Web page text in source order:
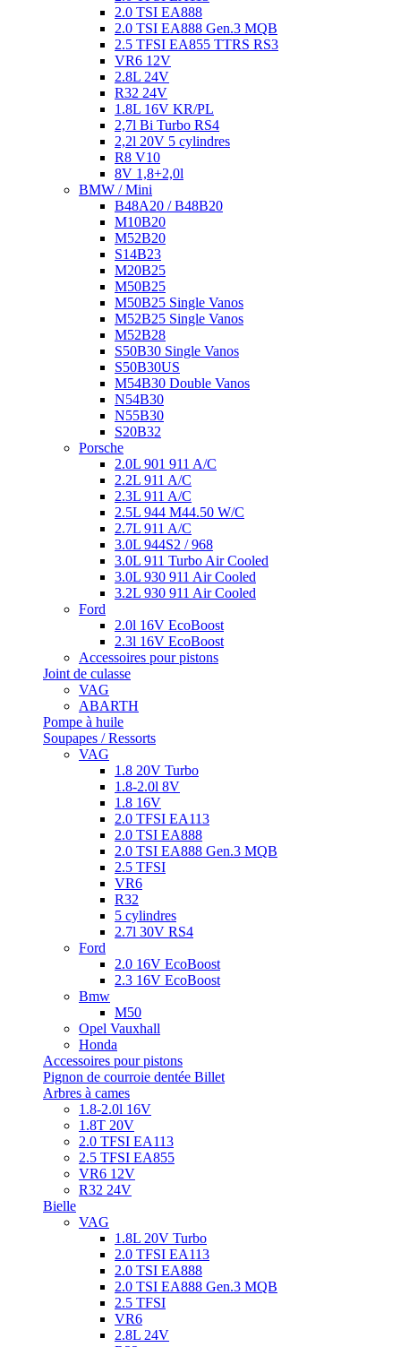
2.0 TSI EA888
2.0 TSI EA888 Gen.3 MQB
2.5 TFSI EA855 TTRS RS3
VR6 12V
2.8L 24V
R32 24V
1.8L 16V KR/PL
2,7l Bi Turbo RS4
2,2l 20V 5 cylindres
R8 V10
8V 1,8+2,0l
BMW / Mini
B48A20 / B48B20
M10B20
M52B20
S14B23
M20B25
M50B25
M50B25 Single Vanos
M52B25 Single Vanos
M52B28
S50B30 Single Vanos
S50B30US
M54B30 Double Vanos
N54B30
N55B30
S20B32
Porsche
2.0L 901 911 A/C
2.2L 911 A/C
2.3L 911 A/C
2.5L 944 M44.50 W/C
2.7L 911 A/C
3.0L 944S2 / 968
3.0L 911 Turbo Air Cooled
3.0L 930 911 Air Cooled
3.2L 930 911 Air Cooled
Ford
2.0l 16V EcoBoost
2.3l 16V EcoBoost
Accessoires pour pistons
Joint de culasse
VAG
ABARTH
Pompe à huile
Soupapes / Ressorts
VAG
1.8 20V Turbo
1.8-2.0l 8V
1.8 16V
2.0 TFSI EA113
2.0 TSI EA888
2.0 TSI EA888 Gen.3 MQB
2.5 TFSI
VR6
R32
5 cylindres
2.7l 30V RS4
Ford
2.0 16V EcoBoost
2.3 16V EcoBoost
Bmw
M50
Opel Vauxhall
Honda
Accessoires pour pistons
Pignon de courroie dentée Billet
Arbres à cames
1.8-2.0l 16V
1.8T 20V
2.0 TFSI EA113
2.5 TFSI EA855
VR6 12V
R32 24V
Bielle
VAG
1.8L 20V Turbo
2.0 TFSI EA113
2.0 TSI EA888
2.0 TSI EA888 Gen.3 MQB
2.5 TFSI
VR6
2.8L 24V